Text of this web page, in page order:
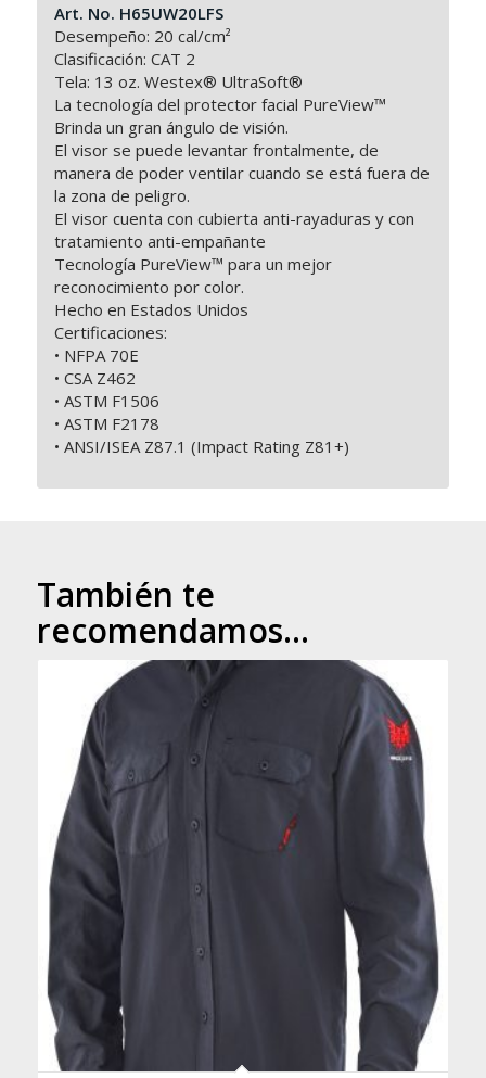
Art. No. H65UW20LFS
Desempeño: 20 cal/cm²
Clasificación: CAT 2
Tela: 13 oz. Westex® UltraSoft®
La tecnología del protector facial PureView™
Brinda un gran ángulo de visión.
El visor se puede levantar frontalmente, de
manera de poder ventilar cuando se está fuera de
la zona de peligro.
El visor cuenta con cubierta anti-rayaduras y con
tratamiento anti-empañante
Tecnología PureView™ para un mejor
reconocimiento por color.
Hecho en Estados Unidos
Certificaciones:
• NFPA 70E
• CSA Z462
• ASTM F1506
• ASTM F2178
• ANSI/ISEA Z87.1 (Impact Rating Z81+)
También te
recomendamos…